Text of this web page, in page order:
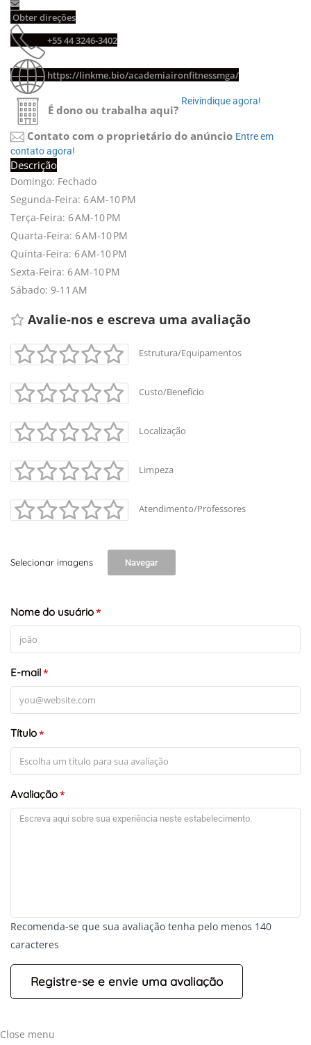
+-
Leaflet
Obter direções
+55 44 3246-3402
https://linkme.bio/academiaironfitnessmga/
É dono ou trabalha aqui?
Reivindique agora!
Contato com o proprietário do anúncio Entre em
contato agora!
Descrição
Domingo: Fechado
Segunda-Feira: 6 AM-10 PM
Terça-Feira: 6 AM-10 PM
Quarta-Feira: 6 AM-10 PM
Quinta-Feira: 6 AM-10 PM
Sexta-Feira: 6 AM-10 PM
Sábado: 9-11 AM
Avalie-nos e escreva uma avaliação
Estrutura/Equipamentos
Custo/Benefício
Localização
Limpeza
Atendimento/Professores
Selecionar imagens Navegar
Nome do usuário*
E-mail*
Título*
Avaliação*
Recomenda-se que sua avaliação tenha pelo menos 140
caracteres
Close menu